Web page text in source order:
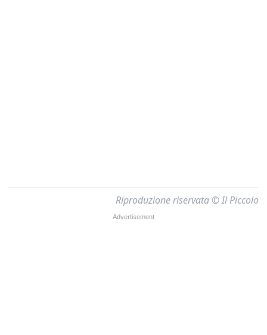
Riproduzione riservata © Il Piccolo